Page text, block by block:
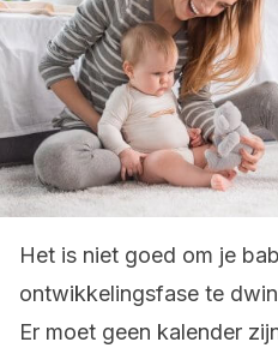
Het is niet goed om je
ontwikkelingsfase te
Er moet geen kalender